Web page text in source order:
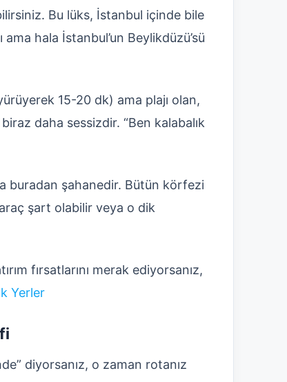
Bu lüks, İstanbul içinde bile
hala İstanbul’un Beylikdüzü’sü
15-20 dk) ama plajı olan,
biraz daha sessizdir. “Ben kalabalık
buradan şahanedir. Bütün körfezi
araç şart olabilir veya o dik
fırsatlarını merak ediyorsanız,
Yerler
diyorsanız, o zaman rotanız